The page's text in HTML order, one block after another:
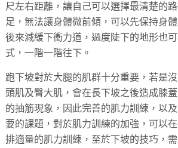
尺左右距離，讓自己可以選擇最清楚的
足，無法讓身體微前傾，可以先保持身
後來減緩下衝力道，過度陡下的地形也
式，一階一階往下。
跑下坡對於大腿的肌群十分重要，若是
頭肌及臀大肌，會在長下坡之後造成膝
的抽筋現象，因此完善的肌力訓練，以
要的課題，對於肌力訓練的加強，可以
排適量的肌力訓練，至於下坡的技巧，